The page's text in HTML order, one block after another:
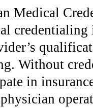
Medical
credentialing
Without
in